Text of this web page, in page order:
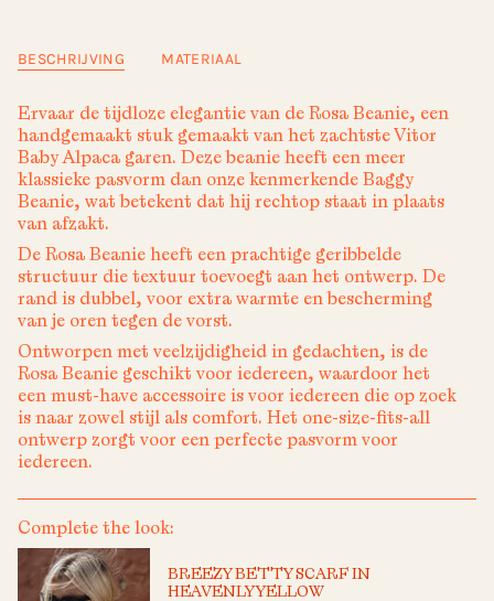
BESCHRIJVING MATERIAAL
Ervaar de tijdloze elegantie van de Rosa Beanie, een
handgemaakt stuk gemaakt van het zachtste Vitor
Baby Alpaca garen. Deze beanie heeft een meer
klassieke pasvorm dan onze kenmerkende Baggy
Beanie, wat betekent dat hij rechtop staat in plaats
van afzakt.
De Rosa Beanie heeft een prachtige geribbelde
structuur die textuur toevoegt aan het ontwerp. De
rand is dubbel, voor extra warmte en bescherming
van je oren tegen de vorst.
Ontworpen met veelzijdigheid in gedachten, is de
Rosa Beanie geschikt voor iedereen, waardoor het
een must-have accessoire is voor iedereen die op zoek
is naar zowel stijl als comfort. Het one-size-fits-all
ontwerp zorgt voor een perfecte pasvorm voor
iedereen.
Complete the look:
BREEZY BETTY SCARF IN
HEAVENLY YELLOW